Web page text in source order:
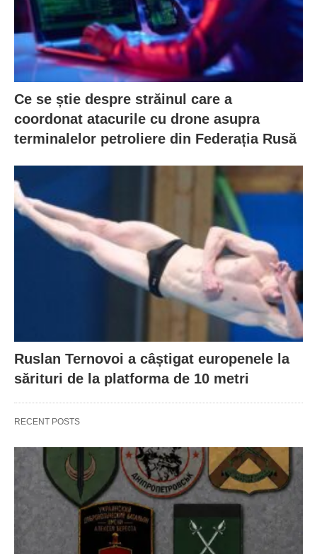
Ce se știe despre străinul care a
coordonat atacurile cu drone asupra
terminalelor petroliere din Federația Rusă
Ruslan Ternovoi a câștigat europenele la
sărituri de la platforma de 10 metri
RECENT POSTS